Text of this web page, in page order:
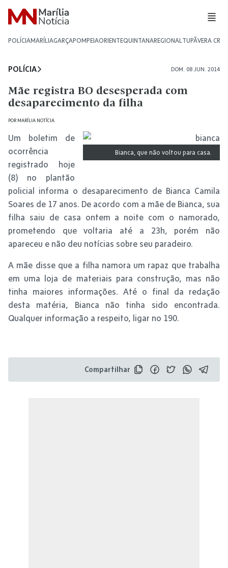
POLÍCIAMARÍLIAGARÇAPOMPEIAORIENTEQUINTANAREGIONALTUPÃVERA CRUZ
POLÍCIA DOM. 08 JUN. 2014
Mãe registra BO desesperada com
desaparecimento da filha
POR MARÍLIA NOTÍCIA
Bianca, que não voltou para casa.
Um boletim de
ocorrência
registrado hoje
(8) no plantão
policial informa o desaparecimento de Bianca Camila
Soares de 17 anos. De acordo com a mãe de Bianca, sua
filha saiu de casa ontem a noite com o namorado,
prometendo que voltaria até a 23h, porém não
apareceu e não deu notícias sobre seu paradeiro.
A mãe disse que a filha namora um rapaz que trabalha
em uma loja de materiais para construção, mas não
tinha maiores informações. Até o final da redação
desta matéria, Bianca não tinha sido encontrada.
Qualquer informação a respeito, ligar no 190.
Compartilhar